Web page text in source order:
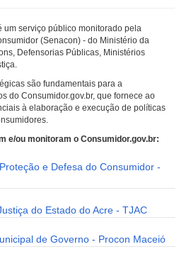
um serviço público monitorado pela
(Senacon) - do Ministério da
Defensorias Públicas, Ministérios
são fundamentais para a
do Consumidor.gov.br, que fornece ao
à elaboração e execução de políticas
e/ou monitoram o Consumidor.gov.br:
e Defesa do Consumidor -
do Estado do Acre - TJAC
de Governo - Procon Maceió